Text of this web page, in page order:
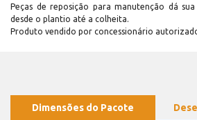
Peças de reposição para manutenção dá
desde o plantio até a colheita.
Produto vendido por concessionário
Dimensões do Pacote